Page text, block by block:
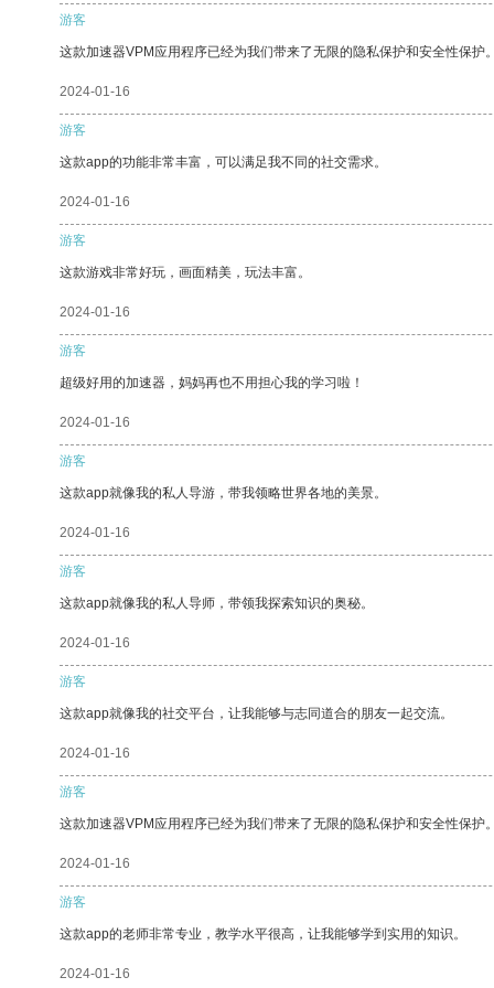
游客
这款加速器VPM应用程序已经为我们带来了无限的隐私保护和安全性保护
2024-01-16
游客
这款app的功能非常丰富，可以满足我不同的社交需求。
2024-01-16
游客
这款游戏非常好玩，画面精美，玩法丰富。
2024-01-16
游客
超级好用的加速器，妈妈再也不用担心我的学习啦！
2024-01-16
游客
这款app就像我的私人导游，带我领略世界各地的美景。
2024-01-16
游客
这款app就像我的私人导师，带领我探索知识的奥秘。
2024-01-16
游客
这款app就像我的社交平台，让我能够与志同道合的朋友一起交流。
2024-01-16
游客
这款加速器VPM应用程序已经为我们带来了无限的隐私保护和安全性保护
2024-01-16
游客
这款app的老师非常专业，教学水平很高，让我能够学到实用的知识。
2024-01-16